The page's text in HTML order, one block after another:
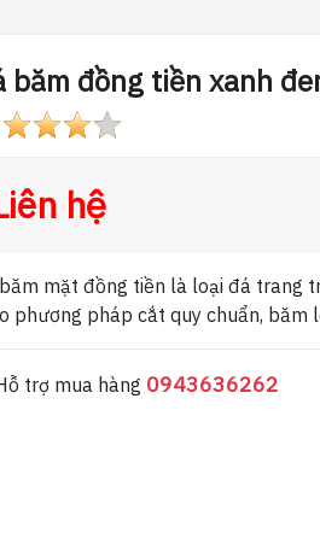
băm đồng tiền xanh
hệ
mặt đồng tiền là loại đá trang
phương pháp cắt quy chuẩn,
trợ mua hàng 0943636262